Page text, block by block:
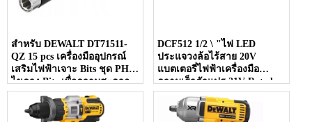
สำหรับ DEWALT DT71511-
QZ 15 pcs เครื่องมืออุปกรณ์
เสริมไฟฟ้าเจาะ Bits ชุด PH2
ไขควง Bits เพื่อความสะดวก
ในการใช้งาน
DCF512 1/2 \ "ไฟ LED
ประแจวงล้อไร้สาย 20V
แบตเตอรี่ไฟฟ้าเครื่องมือ
ความเร็วตัวแปร 21V Rated
Brushless Power ประแจ